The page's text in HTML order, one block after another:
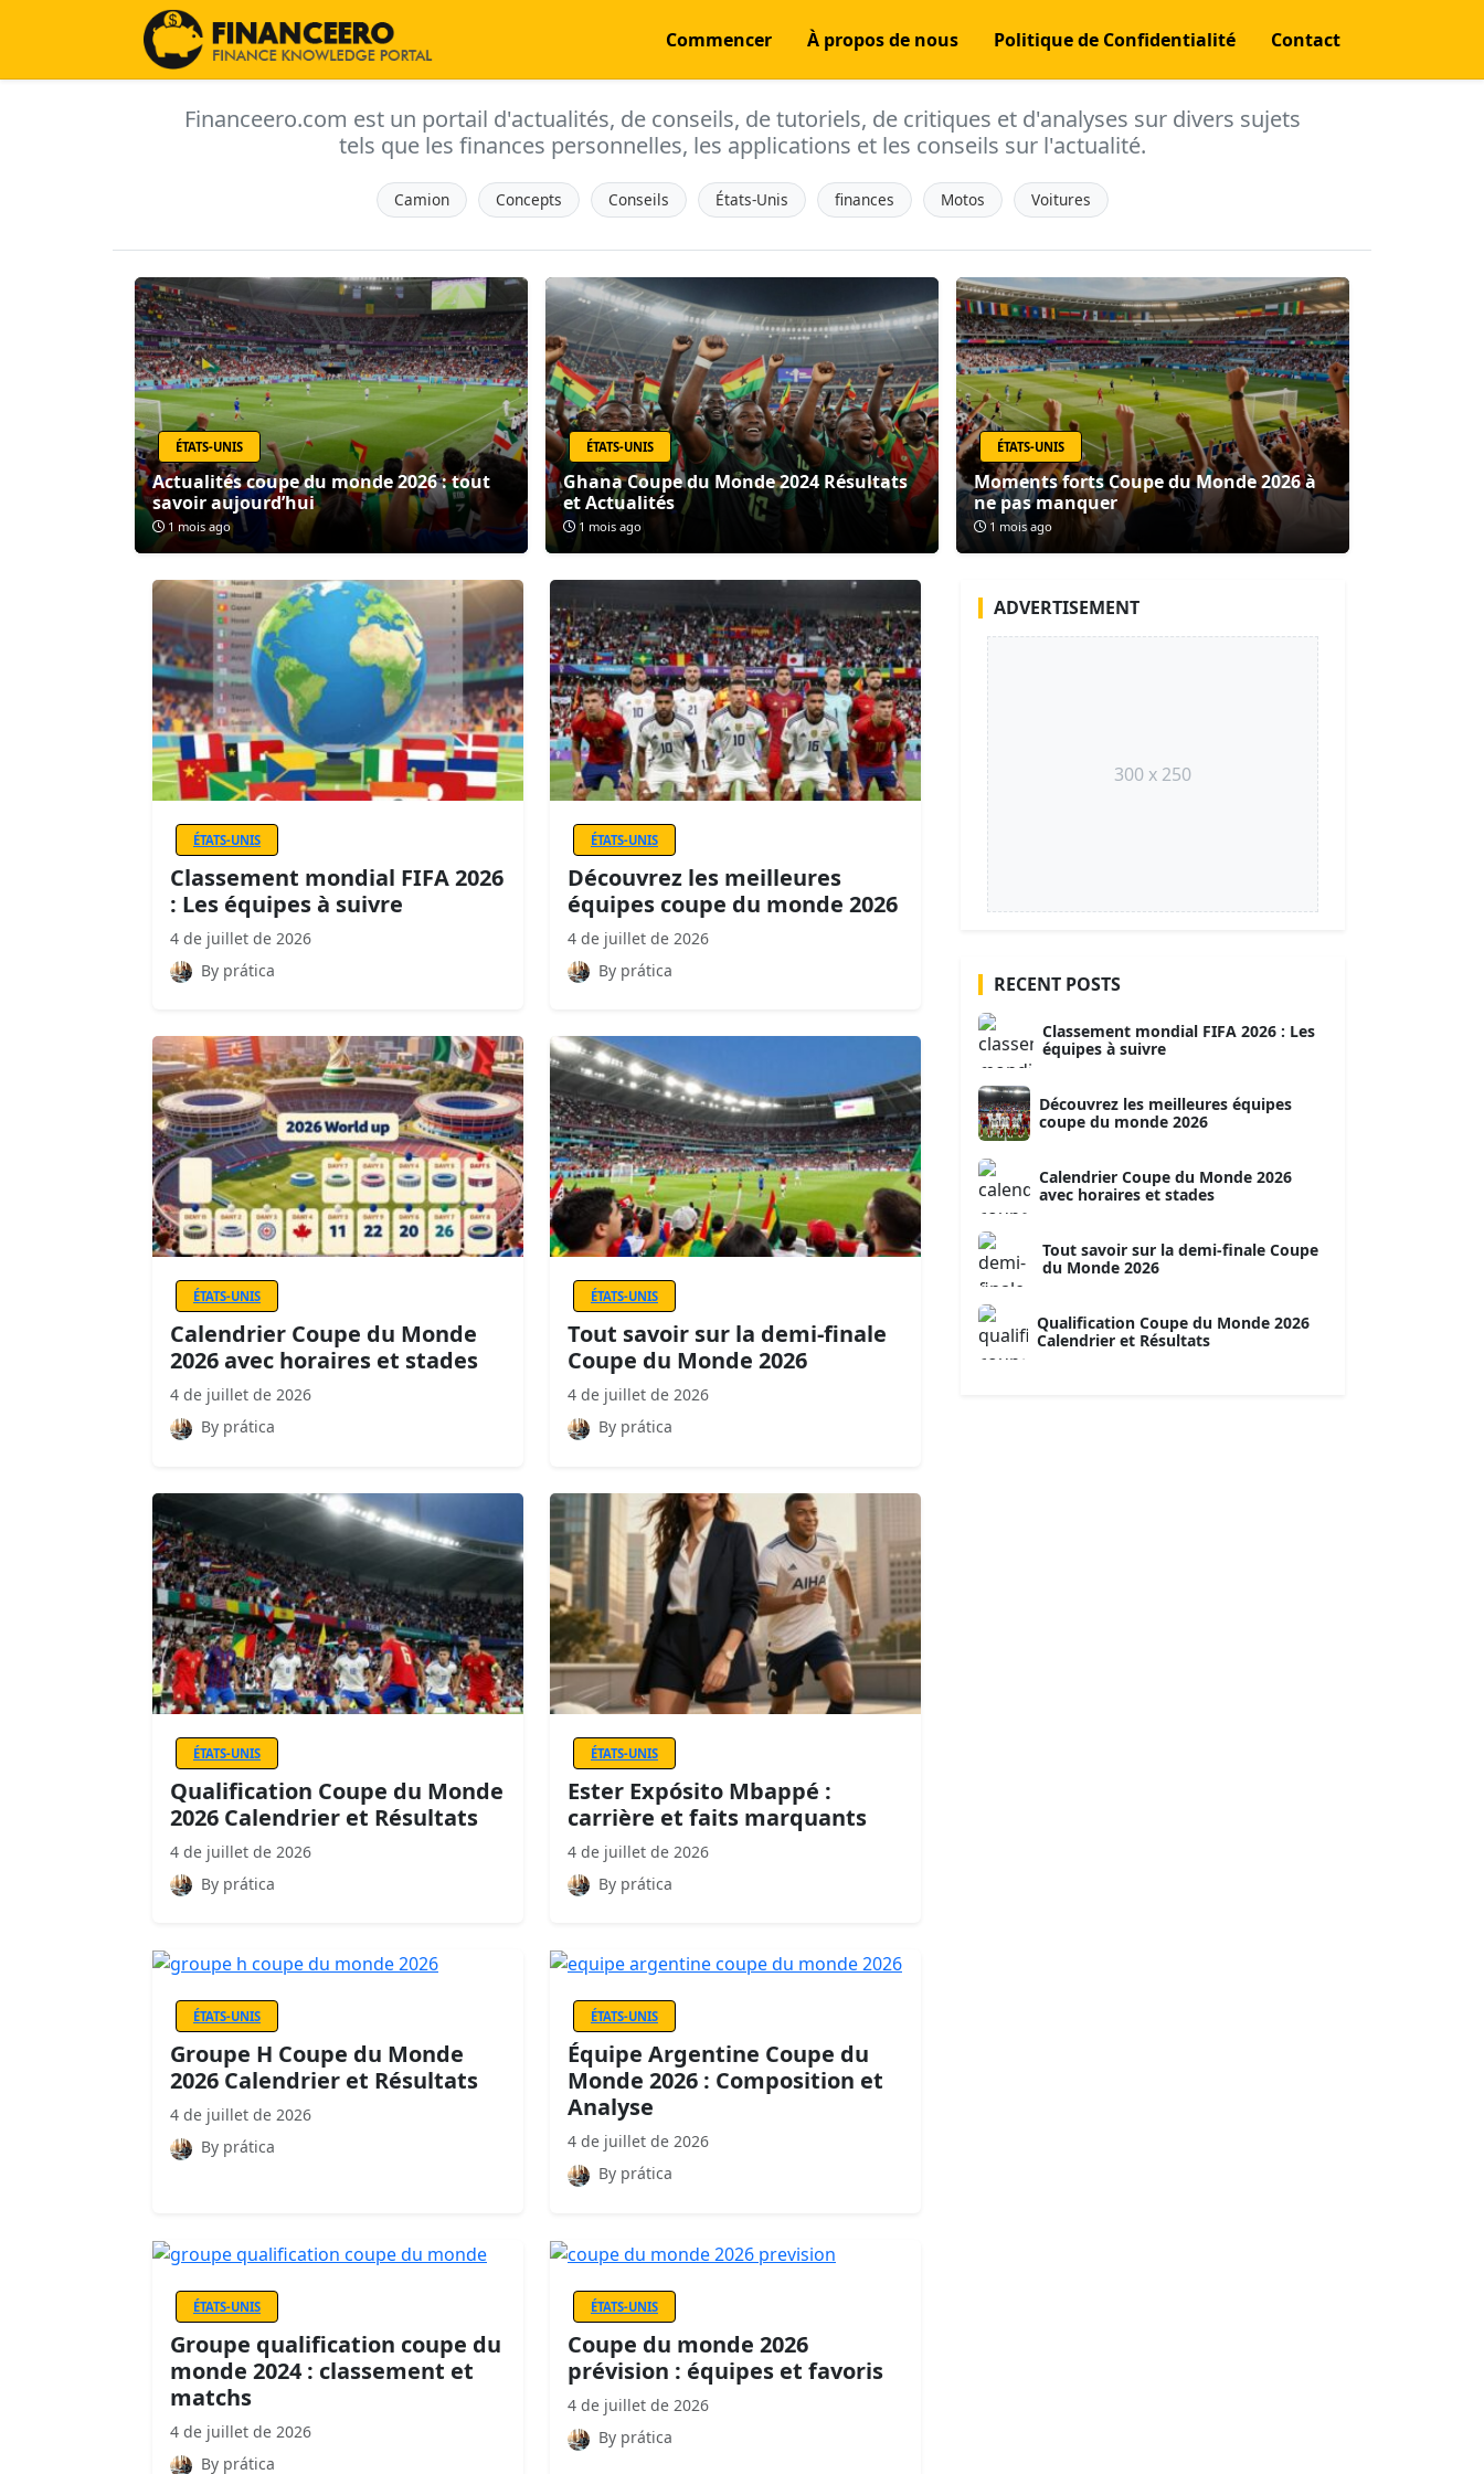
Commencer À propos de nous Politique de Confidentialité Contact
Financeero.com est un portail d'actualités, de conseils, de tutoriels, de critiques et d'analyses sur divers sujets
tels que les finances personnelles, les applications et les conseils sur l'actualité.
Camion Concepts Conseils États-Unis finances Motos Voitures
ÉTATS-UNIS
Actualités coupe du monde 2026 : tout
savoir aujourd’hui
1 mois ago
ÉTATS-UNIS
Ghana Coupe du Monde 2024 Résultats
et Actualités
1 mois ago
ÉTATS-UNIS
Moments forts Coupe du Monde 2026 à
ne pas manquer
1 mois ago
ÉTATS-UNIS
Classement mondial FIFA 2026
: Les équipes à suivre
4 de juillet de 2026
By prática
ÉTATS-UNIS
Découvrez les meilleures
équipes coupe du monde 2026
4 de juillet de 2026
By prática
ÉTATS-UNIS
Calendrier Coupe du Monde
2026 avec horaires et stades
4 de juillet de 2026
By prática
ÉTATS-UNIS
Tout savoir sur la demi-finale
Coupe du Monde 2026
4 de juillet de 2026
By prática
ÉTATS-UNIS
Qualification Coupe du Monde
2026 Calendrier et Résultats
4 de juillet de 2026
By prática
ÉTATS-UNIS
Ester Expósito Mbappé :
carrière et faits marquants
4 de juillet de 2026
By prática
ÉTATS-UNIS
Groupe H Coupe du Monde
2026 Calendrier et Résultats
4 de juillet de 2026
By prática
ÉTATS-UNIS
Équipe Argentine Coupe du
Monde 2026 : Composition et
Analyse
4 de juillet de 2026
By prática
ÉTATS-UNIS
Groupe qualification coupe du
monde 2024 : classement et
matchs
4 de juillet de 2026
By prática
ÉTATS-UNIS
Coupe du monde 2026
prévision : équipes et favoris
4 de juillet de 2026
By prática
ADVERTISEMENT
300 x 250
RECENT POSTS
Classement mondial FIFA 2026 : Les
équipes à suivre
Découvrez les meilleures équipes
coupe du monde 2026
Calendrier Coupe du Monde 2026
avec horaires et stades
Tout savoir sur la demi-finale Coupe
du Monde 2026
Qualification Coupe du Monde 2026
Calendrier et Résultats